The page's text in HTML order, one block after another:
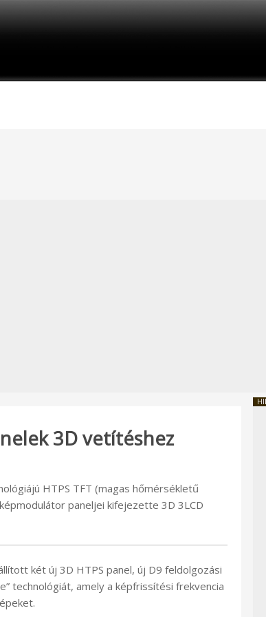
3D vetítéshez
HTPS TFT (magas hőmérsékletű
paneljei kifejezette 3D 3LCD
két új 3D HTPS panel, új D9 feldolgozási
technológiát, amely a képfrissítési frekvencia